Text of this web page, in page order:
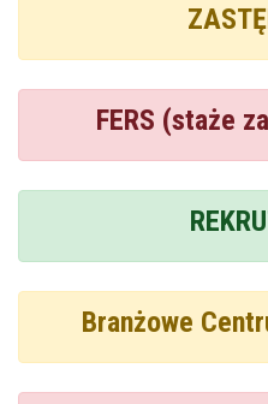
FERS (staże
Branżowe